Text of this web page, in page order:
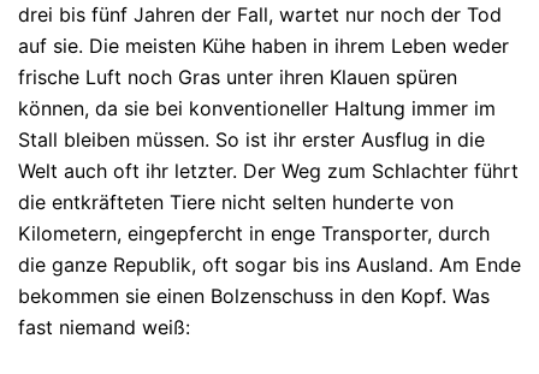
drei bis fünf Jahren der Fall, wartet nur noch der Tod
auf sie. Die meisten Kühe haben in ihrem Leben weder
frische Luft noch Gras unter ihren Klauen spüren
können, da sie bei konventioneller Haltung immer im
Stall bleiben müssen. So ist ihr erster Ausflug in die
Welt auch oft ihr letzter. Der Weg zum Schlachter führt
die entkräfteten Tiere nicht selten hunderte von
Kilometern, eingepfercht in enge Transporter, durch
die ganze Republik, oft sogar bis ins Ausland. Am Ende
bekommen sie einen Bolzenschuss in den Kopf. Was
fast niemand weiß: